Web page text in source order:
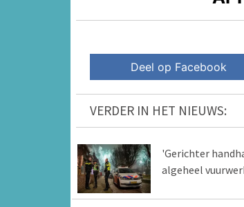
Deel op Facebook
VERDER IN HET NIEUWS:
'Gerichter
algeheel